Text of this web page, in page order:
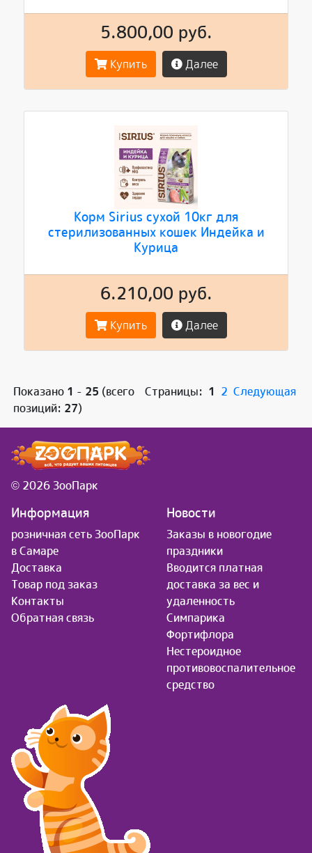
5.800,00 руб.
Купить Далее
Корм Sirius сухой 10кг для
стерилизованных кошек Индейка и
Курица
6.210,00 руб.
Купить Далее
Страницы: 1 2 Следующая
Показано 1 - 25 (всего
позиций: 27)
© 2026 ЗооПарк
Информация
розничная сеть ЗооПарк
в Самаре
Доставка
Товар под заказ
Контакты
Обратная связь
Новости
Заказы в новогодие
праздники
Вводится платная
доставка за вес и
удаленность
Симпарика
Фортифлора
Нестероидное
противовоспалительное
средство